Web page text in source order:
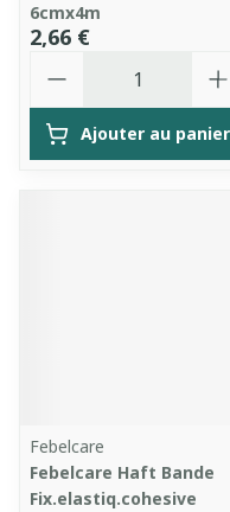
6cmx4m
2,66 €
Ajouter au panier
Febelcare
Febelcare Haft Bande
Fix.elastiq.cohesive